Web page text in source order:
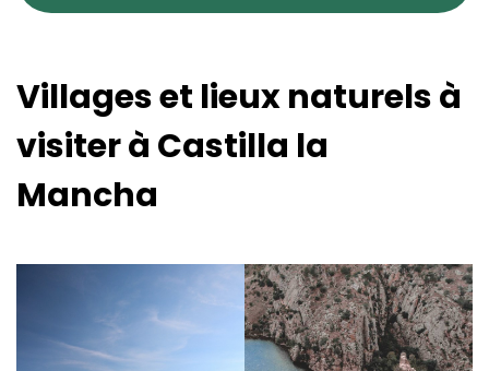
Villages et lieux naturels à
visiter à Castilla la
Mancha